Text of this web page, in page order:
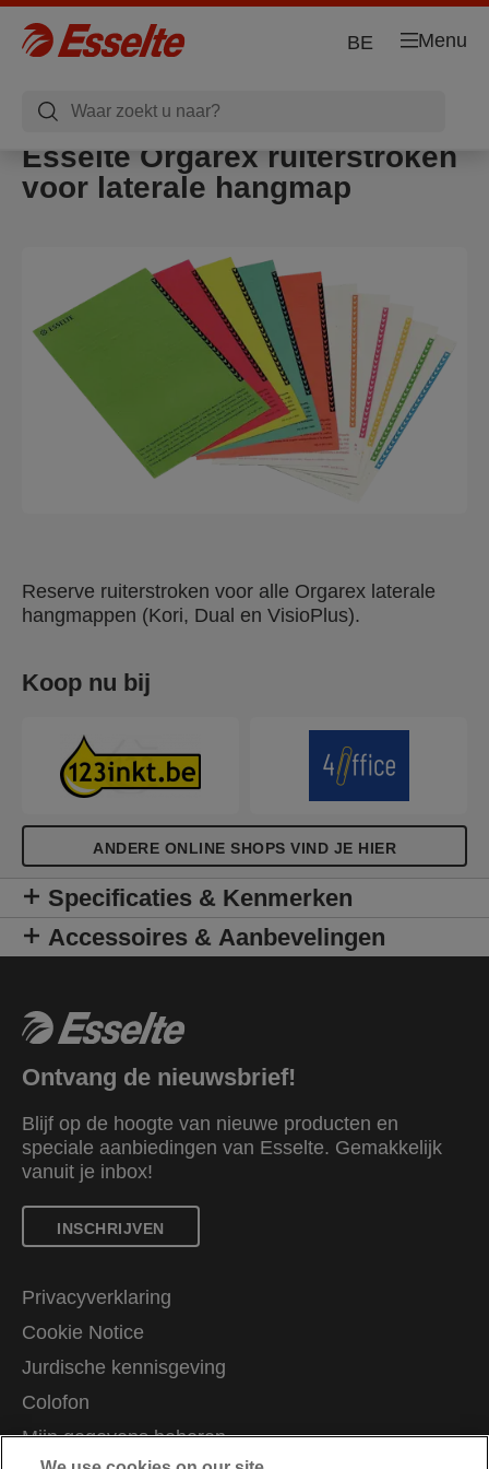
Menu
BE
Esselte Orgarex ruiterstroken
voor laterale hangmap
Reserve ruiterstroken voor alle Orgarex laterale
hangmappen (Kori, Dual en VisioPlus).
Koop nu bij
ANDERE ONLINE SHOPS VIND JE HIER
Specificaties & Kenmerken
Accessoires & Aanbevelingen
Ontvang de nieuwsbrief!
Blijf op de hoogte van nieuwe producten en
speciale aanbiedingen van Esselte. Gemakkelijk
vanuit je inbox!
INSCHRIJVEN
Privacyverklaring
Cookie Notice
Jurdische kennisgeving
Colofon
Mijn gegevens beheren